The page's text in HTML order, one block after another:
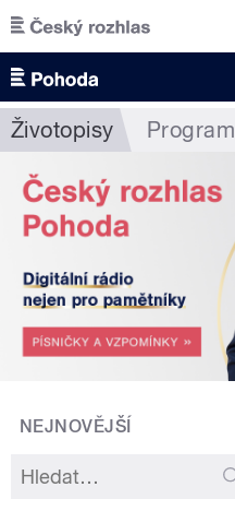
Přejít k hlavnímu obsahu
Životopisy Program
NEJNOVĚJŠÍ